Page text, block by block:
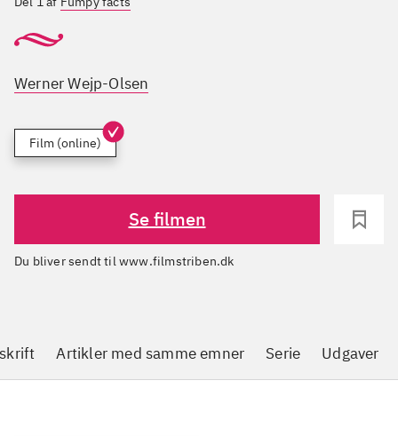
Werner Wejp-Olsen
Film (online)
Se filmen
Du bliver sendt til www.filmstriben.dk
Artikler med samme emner Serie Udgaver